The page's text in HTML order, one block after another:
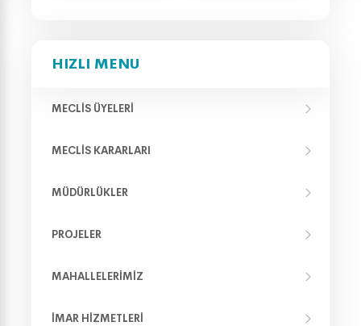
HIZLI MENU
MECLIS ÜYELERI
MECLIS KARARLARI
MÜDÜRLÜKLER
PROJELER
MAHALLELERIMIZ
İMAR HIZMETLERI